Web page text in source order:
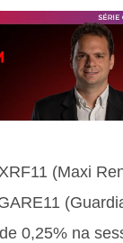
(Maxi
0,25% na